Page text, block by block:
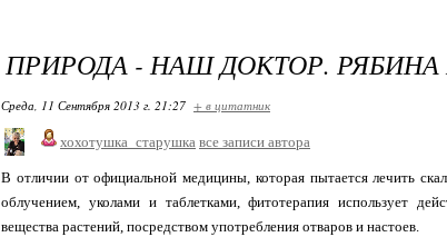
ПРИРОДА - НАШ ДОКТОР. РЯБИНА
Среда, 11 Сентября 2013 г. 21:27 + в цитатник
хохотушка_старушка все записи автора
В отличии от официальной медицины, которая пытается лечить
облучением, уколами и таблетками, фитотерапия использует
вещества растений, посредством употребления отваров и настоев.